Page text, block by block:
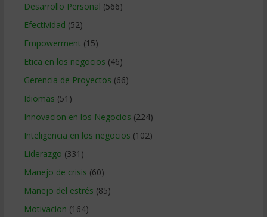
Desarrollo Personal (566)
Efectividad (52)
Empowerment (15)
Etica en los negocios (46)
Gerencia de Proyectos (66)
Idiomas (51)
Innovacion en los Negocios (224)
Inteligencia en los negocios (102)
Liderazgo (331)
Manejo de crisis (60)
Manejo del estrés (85)
Motivacion (164)